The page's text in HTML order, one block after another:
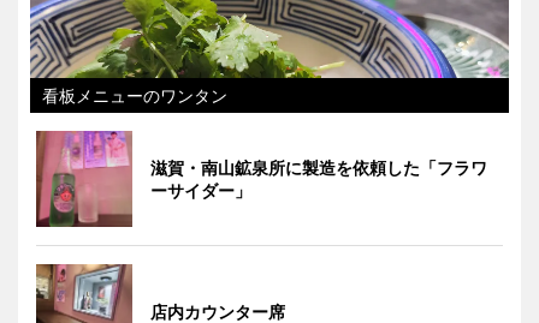
看板メニューのワンタン
滋賀・南山鉱泉所に製造を依頼した「フラワ
ーサイダー」
店内カウンター席